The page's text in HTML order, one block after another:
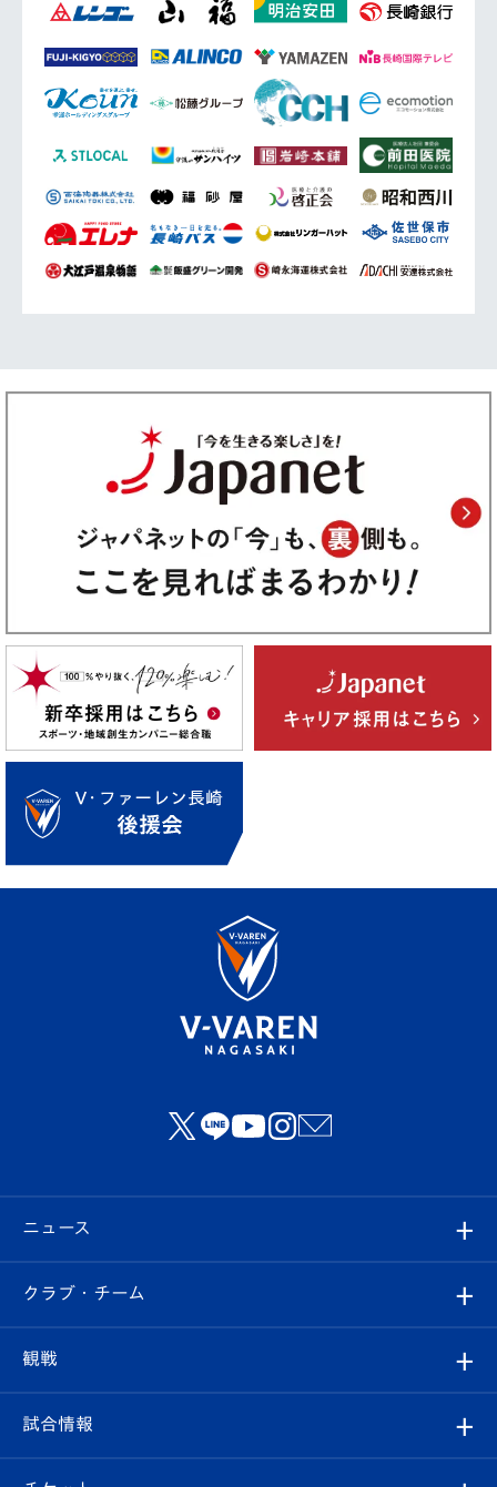
ニュース
すべて
クラブ
試合情報
クラブ・チーム
クラブ概要
観戦
観戦ルール
試合情報